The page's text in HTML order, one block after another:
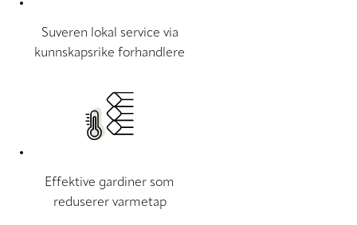
Suveren lokal service via
kunnskapsrike forhandlere
Effektive gardiner som
reduserer varmetap